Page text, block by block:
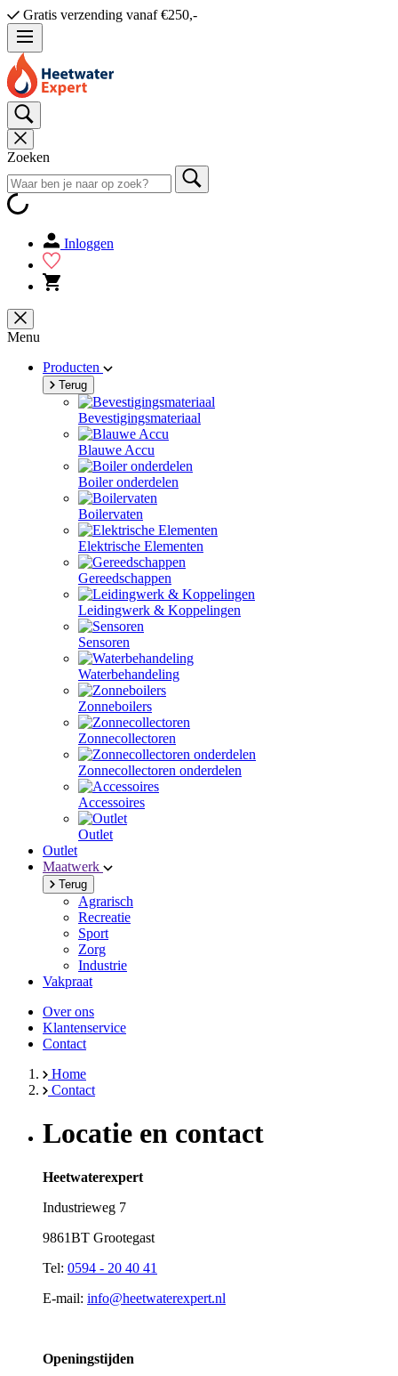
Gratis verzending vanaf €250,-
Zoeken
Inloggen
Menu
Producten
Terug
Bevestigingsmateriaal
Blauwe Accu
Boiler onderdelen
Boilervaten
Elektrische Elementen
Gereedschappen
Leidingwerk & Koppelingen
Sensoren
Waterbehandeling
Zonneboilers
Zonnecollectoren
Zonnecollectoren onderdelen
Accessoires
Outlet
Outlet
Maatwerk
Terug
Agrarisch
Recreatie
Sport
Zorg
Industrie
Vakpraat
Over ons
Klantenservice
Contact
Home
Contact
Locatie en contact
Heetwaterexpert
Industrieweg 7
9861BT Grootegast
Tel: 0594 - 20 40 41
E-mail: info@heetwaterexpert.nl
Openingstijden